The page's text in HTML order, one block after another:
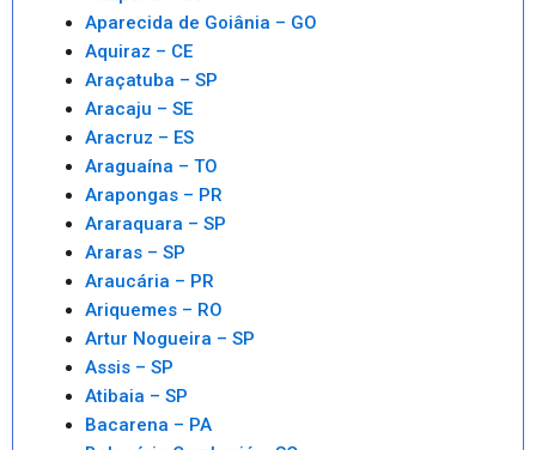
Aparecida de Goiânia – GO
Aquiraz – CE
Araçatuba – SP
Aracaju – SE
Aracruz – ES
Araguaína – TO
Arapongas – PR
Araraquara – SP
Araras – SP
Araucária – PR
Ariquemes – RO
Artur Nogueira – SP
Assis – SP
Atibaia – SP
Bacarena – PA